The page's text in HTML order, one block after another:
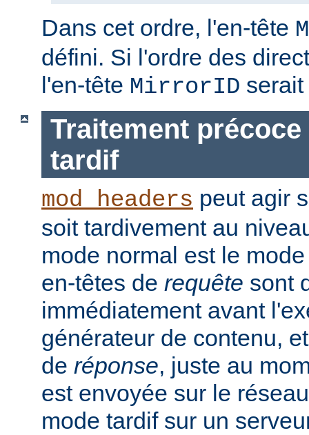
Dans cet ordre, l'en-tête
défini. Si l'ordre des
l'en-tête MirrorID
Traitement
tardif
mod_headers peut agir
soit tardivement au
mode normal est le
en-têtes de requête sont
immédiatement avant
générateur de contenu,
de réponse, juste au
est envoyée sur le
mode tardif sur un